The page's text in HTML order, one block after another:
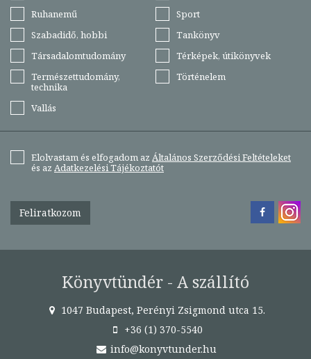
Ruhanemű
Sport
Szabadidő, hobbi
Tankönyv
Társadalomtudomány
Térképek, útikönyvek
Természettudomány,
technika
Történelem
Vallás
Elolvastam és elfogadom az Általános Szerződési Feltételeket
és az Adatkezelési Tájékoztatót
Feliratkozom
Könyvtündér - A szállító
1047 Budapest, Perényi Zsigmond utca 15.
+36 (1) 370-5540
info@konyvtunder.hu